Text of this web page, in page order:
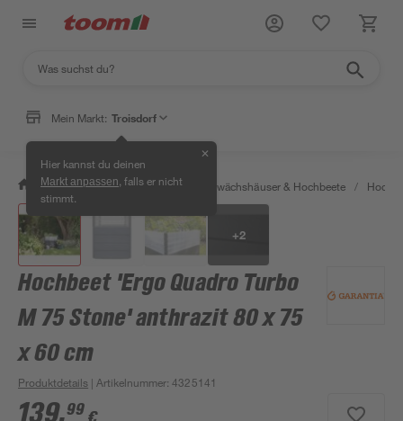
Mein Markt: Troisdorf
Hier kannst du deinen
Markt anpassen , falls er nicht
stimmt.
✕
/ Garten & Freizeit / Anzucht, Gewächshäuser & Hochbeete /
+2
Hochbeet 'Ergo Quadro Turbo
M 75 Stone' anthrazit 80 x 75
x 60 cm
Produktdetails | Artikelnummer:4325141
139,99